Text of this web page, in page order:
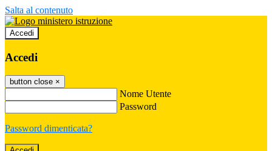
Salta al contenuto
Accedi
Accedi
button close ×
Nome Utente
Password
Password dimenticata?